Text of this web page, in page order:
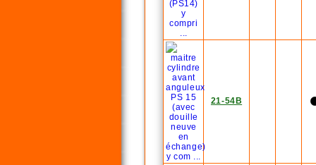
21-54B